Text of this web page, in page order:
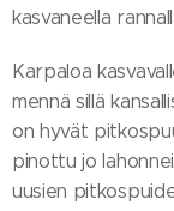
kasvaneella
Karpaloa
mennä sillä
on hyvät
pinottu jo
uusien